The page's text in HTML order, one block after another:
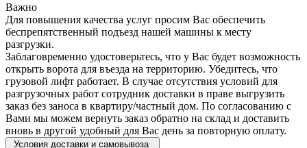
Важно
Для повышения качества услуг просим Вас обеспечить
беспрепятственный подъезд нашей машины к месту
разгрузки.
Заблаговременно удостоверьтесь, что у Вас будет возможность
открыть ворота для въезда на территорию. Убедитесь, что
грузовой лифт работает. В случае отсутствия условий для
разгрузочных работ сотрудник доставки в праве выгрузить
заказ без заноса в квартиру/частный дом. По согласованию с
Вами мы можем вернуть заказ обратно на склад и доставить
вновь в другой удобный для Вас день за повторную оплату.
Условия доставки и самовывоза